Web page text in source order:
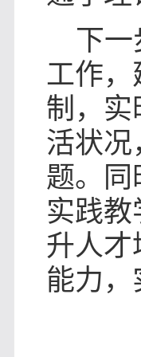
下
工作，
制，实
活状况
题。同
实践
升人才
能力